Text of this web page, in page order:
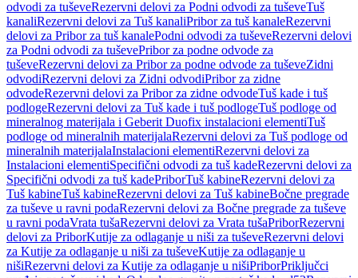
odvodi za tuševeRezervni delovi za Podni odvodi za tuševeTuš
kanaliRezervni delovi za Tuš kanaliPribor za tuš kanaleRezervni
delovi za Pribor za tuš kanalePodni odvodi za tuševeRezervni delovi
za Podni odvodi za tuševePribor za podne odvode za
tuševeRezervni delovi za Pribor za podne odvode za tuševeZidni
odvodiRezervni delovi za Zidni odvodiPribor za zidne
odvodeRezervni delovi za Pribor za zidne odvodeTuš kade i tuš
podlogeRezervni delovi za Tuš kade i tuš podlogeTuš podloge od
mineralnog materijala i Geberit Duofix instalacioni elementiTuš
podloge od mineralnih materijalaRezervni delovi za Tuš podloge od
mineralnih materijalaInstalacioni elementiRezervni delovi za
Instalacioni elementiSpecifični odvodi za tuš kadeRezervni delovi za
Specifični odvodi za tuš kadePriborTuš kabineRezervni delovi za
Tuš kabineTuš kabineRezervni delovi za Tuš kabineBočne pregrade
za tuševe u ravni podaRezervni delovi za Bočne pregrade za tuševe
u ravni podaVrata tušaRezervni delovi za Vrata tušaPriborRezervni
delovi za PriborKutije za odlaganje u niši za tuševeRezervni delovi
za Kutije za odlaganje u niši za tuševeKutije za odlaganje u
nišiRezervni delovi za Kutije za odlaganje u nišiPriborPriključci